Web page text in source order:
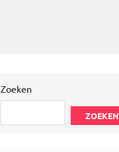
Zoeken
ZOEKEN